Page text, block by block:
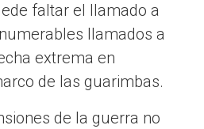
faltar el llamado a
llamados a
extrema en
de las guarimbas.
de la guerra no